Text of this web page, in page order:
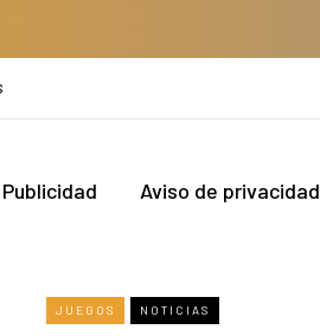
Publicidad Aviso de privacidad
JUEGOS NOTICIAS